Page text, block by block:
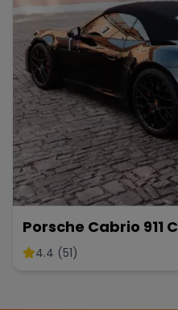
Bentley Rolls
Bugatti
Porsche Cabrio 911
mieten
4.4 (51)